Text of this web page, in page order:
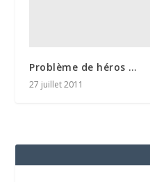
Problème de héros …
27 juillet 2011